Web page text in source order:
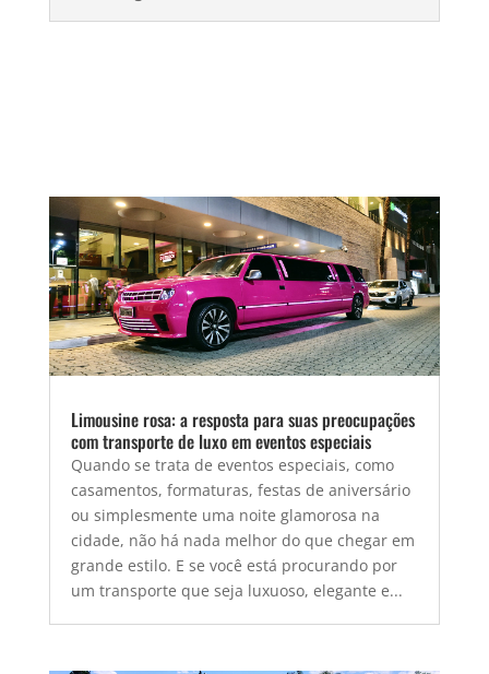
Limousine rosa: a resposta para suas preocupações
com transporte de luxo em eventos especiais
Quando se trata de eventos especiais, como
casamentos, formaturas, festas de aniversário
ou simplesmente uma noite glamorosa na
cidade, não há nada melhor do que chegar em
grande estilo. E se você está procurando por
um transporte que seja luxuoso, elegante e...